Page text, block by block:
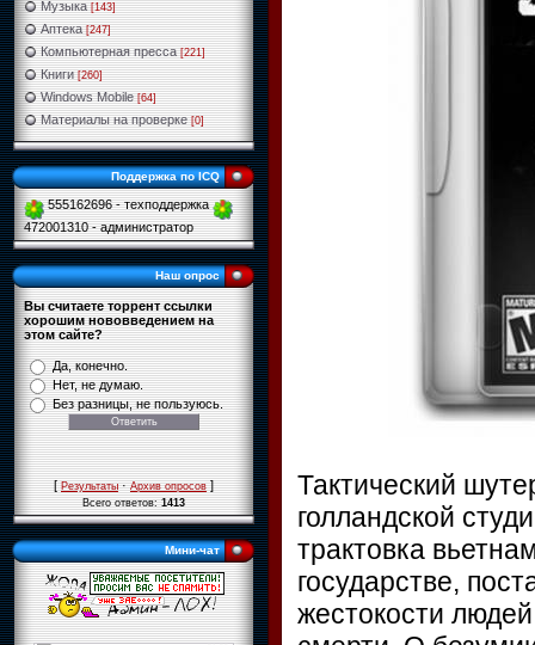
Музыка [143]
Аптека [247]
Компьютерная пресса [221]
Книги [260]
Windows Mobile [64]
Материалы на проверке [0]
Поддержка по ICQ
555162696 - техподдержка
472001310 - администратор
Наш опрос
Вы считаете торрент ссылки
хорошим нововведением на
этом сайте?
Да, конечно.
Нет, не думаю.
Без разницы, не пользуюсь.
[Результаты·Архив опросов]
Всего ответов:1413
Мини-чат
Тактический
голландской
трактовка
государстве,
жестокости